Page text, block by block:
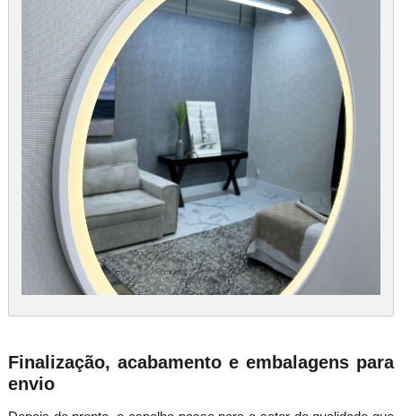
Finalização, acabamento e embalagens para
envio